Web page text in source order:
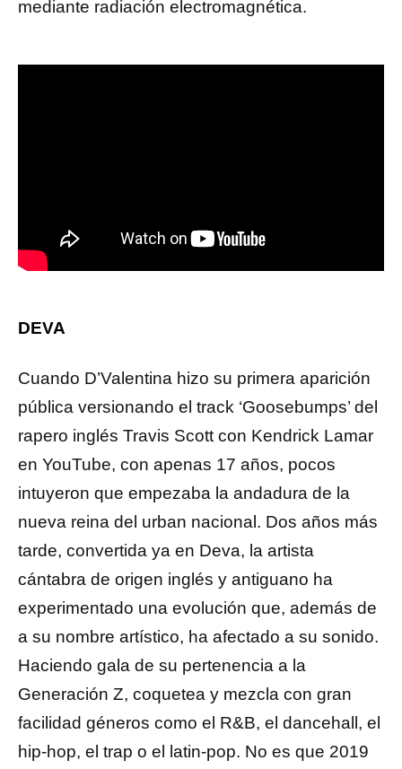
mediante radiación electromagnética.
DEVA
Cuando D’Valentina hizo su primera aparición
pública versionando el track ‘Goosebumps’ del
rapero inglés Travis Scott con Kendrick Lamar
en YouTube, con apenas 17 años, pocos
intuyeron que empezaba la andadura de la
nueva reina del urban nacional. Dos años más
tarde, convertida ya en Deva, la artista
cántabra de origen inglés y antiguano ha
experimentado una evolución que, además de
a su nombre artístico, ha afectado a su sonido.
Haciendo gala de su pertenencia a la
Generación Z, coquetea y mezcla con gran
facilidad géneros como el R&B, el dancehall, el
hip-hop, el trap o el latin-pop. No es que 2019